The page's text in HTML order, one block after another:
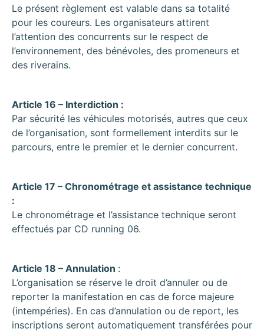
Le présent règlement est valable dans sa totalité
pour les coureurs. Les organisateurs attirent
l’attention des concurrents sur le respect de
l’environnement, des bénévoles, des promeneurs et
des riverains.
Article 16 – Interdiction :
Par sécurité les véhicules motorisés, autres que ceux
de l’organisation, sont formellement interdits sur le
parcours, entre le premier et le dernier concurrent.
Article 17 – Chronométrage et assistance technique
:
Le chronométrage et l’assistance technique seront
effectués par CD running 06.
Article 18 – Annulation :
L’organisation se réserve le droit d’annuler ou de
reporter la manifestation en cas de force majeure
(intempéries). En cas d’annulation ou de report, les
inscriptions seront automatiquement transférées pour